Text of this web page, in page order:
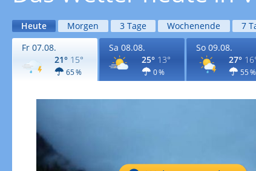
Heute Morgen 3 Tage Wochenende 7
Fr 07.08.
21° 15°
65 %
Sa 08.08.
25° 13°
0 %
So 09.08.
27°
55 %